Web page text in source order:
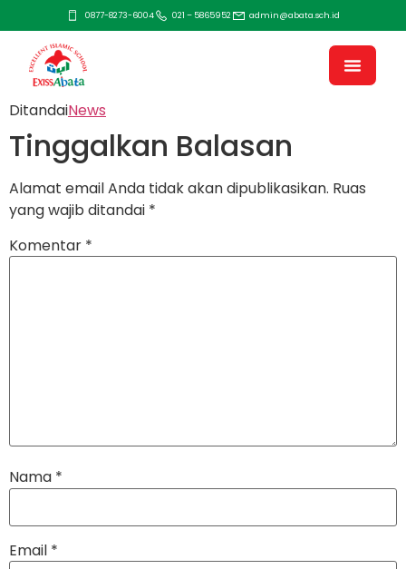
0877-8273-6004 021 – 5865952 admin@abata.sch.id
DitandaiNews
Tinggalkan Balasan
Alamat email Anda tidak akan dipublikasikan. Ruas
yang wajib ditandai *
Komentar *
Nama *
Email *